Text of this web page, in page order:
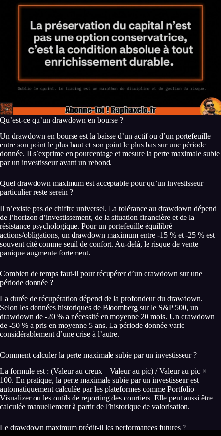
Qu’est-ce qu’un drawdown en bourse ?
Un drawdown en bourse est la baisse d’un actif ou d’un portefeuille
entre son point le plus haut et son point le plus bas sur une période
donnée. Il s’exprime en pourcentage et mesure la perte maximale subie
par un investisseur avant un rebond.
Quel drawdown maximum est acceptable pour qu’un investisseur
particulier reste serein ?
Il n’existe pas de chiffre universel. La tolérance au drawdown dépend
de l’horizon d’investissement, de la situation financière et de la
résistance psychologique. Pour un portefeuille équilibré
actions/obligations, un drawdown maximum entre -15 % et -25 % est
souvent cité comme seuil de confort. Au-delà, le risque de vente
panique augmente fortement.
Combien de temps faut-il pour récupérer d’un drawdown sur une
période donnée ?
La durée de récupération dépend de la profondeur du drawdown.
Selon les données historiques de Bloomberg sur le S&P 500, un
drawdown de -20 % a nécessité en moyenne 20 mois. Un drawdown
de -50 % a pris en moyenne 5 ans. La période donnée varie
considérablement d’une crise à l’autre.
Comment calculer la perte maximale subie par un investisseur ?
La formule est : (Valeur au creux – Valeur au pic) / Valeur au pic ×
100. En pratique, la perte maximale subie par un investisseur est
automatiquement calculée par les plateformes comme Portfolio
Visualizer ou les outils de reporting des courtiers. Elle peut aussi être
calculée manuellement à partir de l’historique de valorisation.
Le drawdown maximum prédit-il les performances futures ?